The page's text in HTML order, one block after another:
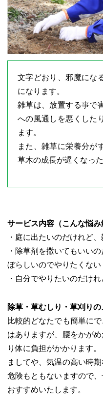
文字どおり、邪魔にな
になります。
雑草は、放置する事で
への風通しを悪くした
ます。
また、雑草に栄養分が
草木の成長が遅くなった
サービス内容（こんな悩み
・庭に出たいのだけれど
・除草剤を撒いてもいい
ぼらしいのでやりたくない
・自分でやりたいのだけ
除草・草むしり・草刈りの
比較的どなたでも簡単に
はありますが、腰をかが
り体に負担がかかります。
ましてや、気温の高い時
危険もともないますので
おすすめいたします。